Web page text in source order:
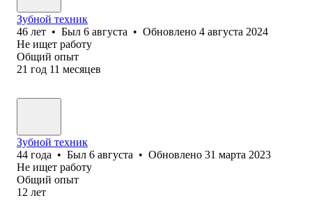
Зубной техник
46 лет • Был 6 августа • Обновлено 4 августа 2024
Не ищет работу
Общий опыт
21 год 11 месяцев
Зубной техник
44 года • Был 6 августа • Обновлено 31 марта 2023
Не ищет работу
Общий опыт
12 лет